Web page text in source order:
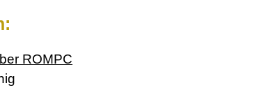
ROMPC